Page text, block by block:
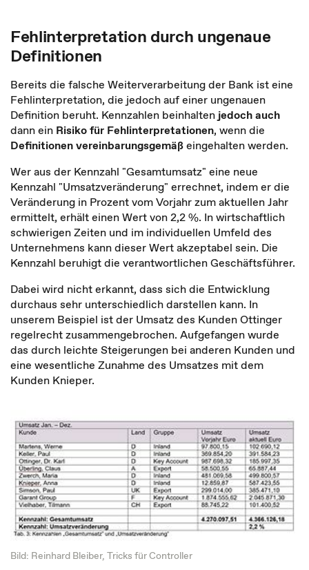
Fehlinterpretation durch ungenaue
Definitionen
Bereits die falsche Weiterverarbeitung der Bank ist eine
Fehlinterpretation, die jedoch auf einer ungenauen
Definition beruht. Kennzahlen beinhalten jedoch auch
dann ein Risiko für Fehlinterpretationen, wenn die
Definitionen vereinbarungsgemäßeingehalten werden.
Wer aus der Kennzahl "Gesamtumsatz" eine neue
Kennzahl "Umsatzveränderung" errechnet, indem er die
Veränderung in Prozent vom Vorjahr zum aktuellen Jahr
ermittelt, erhält einen Wert von 2,2 %. In wirtschaftlich
schwierigen Zeiten und im individuellen Umfeld des
Unternehmens kann dieser Wert akzeptabel sein. Die
Kennzahl beruhigt die verantwortlichen Geschäftsführer.
Dabei wird nicht erkannt, dass sich die Entwicklung
durchaus sehr unterschiedlich darstellen kann. In
unserem Beispiel ist der Umsatz des Kunden Ottinger
regelrecht zusammengebrochen. Aufgefangen wurde
das durch leichte Steigerungen bei anderen Kunden und
eine wesentliche Zunahme des Umsatzes mit dem
Kunden Knieper.
Bild: Reinhard Bleiber, Tricks für Controller